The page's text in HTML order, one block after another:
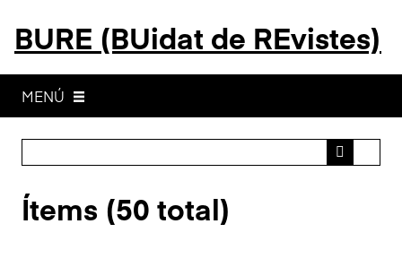
t
a
BURE (BUidat de REvistes)
MENÚ
Ítems (50 total)